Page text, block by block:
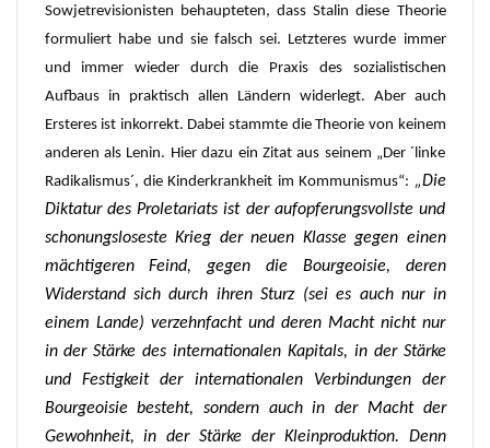
Sowjetrevisionisten behaupteten, dass Stalin diese Theorie
formuliert habe und sie falsch sei. Letzteres wurde immer
und immer wieder durch die Praxis des sozialistischen
Aufbaus in praktisch allen Ländern widerlegt. Aber auch
Ersteres ist inkorrekt. Dabei stammte die Theorie von keinem
anderen als Lenin. Hier dazu ein Zitat aus seinem „Der ´linke
Radikalismus´, die Kinderkrankheit im Kommunismus“: „Die
Diktatur des Proletariats ist der aufopferungsvollste und
schonungsloseste Krieg der neuen Klasse gegen einen
mächtigeren Feind, gegen die Bourgeoisie, deren
Widerstand sich durch ihren Sturz (sei es auch nur in
einem Lande) verzehnfacht und deren Macht nicht nur
in der Stärke des internationalen Kapitals, in der Stärke
und Festigkeit der internationalen Verbindungen der
Bourgeoisie besteht, sondern auch in der Macht der
Gewohnheit, in der Stärke der Kleinproduktion. Denn